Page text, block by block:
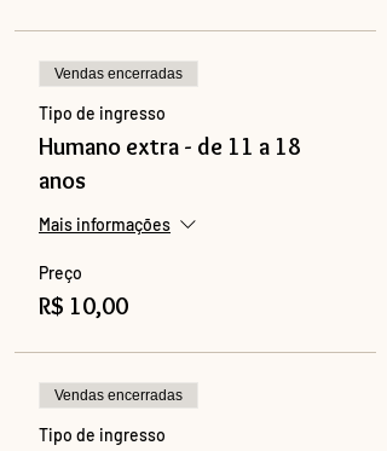
Vendas encerradas
Tipo de ingresso
Humano extra - de 11 a 18
anos
Mais informações
Preço
R$ 10,00
Vendas encerradas
Tipo de ingresso